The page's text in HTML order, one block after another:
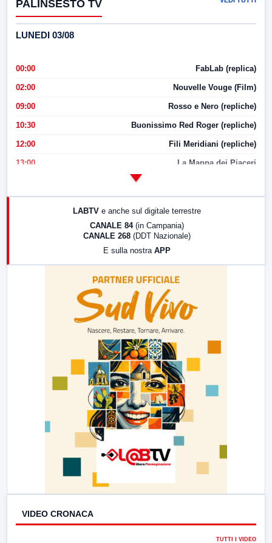
PALINSESTO TV
LUNEDI 03/08
00:00 FabLab (replica)
02:00 Nouvelle Vouge (Film)
09:00 Rosso e Nero (repliche)
10:30 Buonissimo Red Roger (repliche)
12:00 Fili Meridiani (repliche)
13:00 La Mappa dei Piaceri
LABTV e anche sul digitale terrestre
CANALE 84 (in Campania)
CANALE 268 (DDT Nazionale)
E sulla nostra APP
VIDEO CRONACA
TUTTI I VIDEO